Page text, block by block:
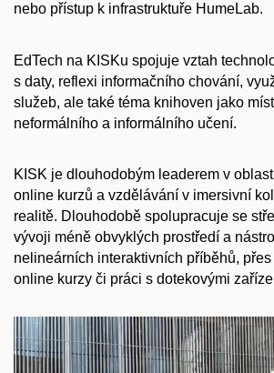
nebo přístup k infrastruktuře HumeLab.
EdTech na KISKu spojuje vztah
s daty, reflexi informačního chování,
služeb, ale také téma knihoven jako
neformálního a informálního učení.
KISK je dlouhodobým leaderem v
online kurzů a vzdělávání v imersivní
realitě. Dlouhodobě spolupracuje se
vývoji méně obvyklých prostředí a
nelineárních interaktivních příběhů,
online kurzy či práci s dotekovými